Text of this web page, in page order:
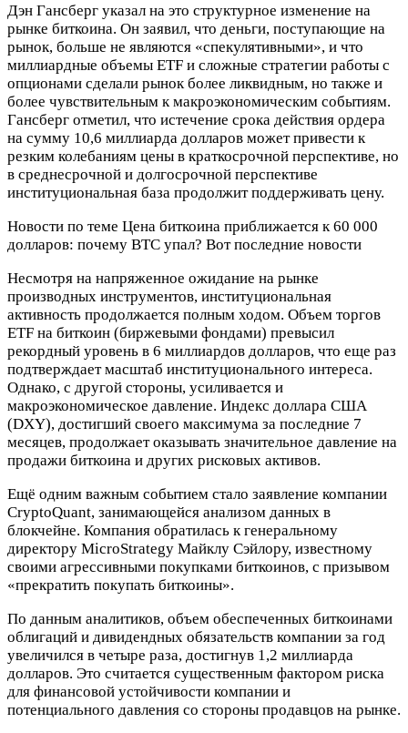
Дэн Гансберг указал на это структурное изменение на
рынке биткоина. Он заявил, что деньги, поступающие на
рынок, больше не являются «спекулятивными», и что
миллиардные объемы ETF и сложные стратегии работы с
опционами сделали рынок более ликвидным, но также и
более чувствительным к макроэкономическим событиям.
Гансберг отметил, что истечение срока действия ордера
на сумму 10,6 миллиарда долларов может привести к
резким колебаниям цены в краткосрочной перспективе, но
в среднесрочной и долгосрочной перспективе
институциональная база продолжит поддерживать цену.
Новости по теме Цена биткоина приближается к 60 000
долларов: почему BTC упал? Вот последние новости
Несмотря на напряженное ожидание на рынке
производных инструментов, институциональная
активность продолжается полным ходом. Объем торгов
ETF на биткоин (биржевыми фондами) превысил
рекордный уровень в 6 миллиардов долларов, что еще раз
подтверждает масштаб институционального интереса.
Однако, с другой стороны, усиливается и
макроэкономическое давление. Индекс доллара США
(DXY), достигший своего максимума за последние 7
месяцев, продолжает оказывать значительное давление на
продажи биткоина и других рисковых активов.
Ещё одним важным событием стало заявление компании
CryptoQuant, занимающейся анализом данных в
блокчейне. Компания обратилась к генеральному
директору MicroStrategy Майклу Сэйлору, известному
своими агрессивными покупками биткоинов, с призывом
«прекратить покупать биткоины».
По данным аналитиков, объем обеспеченных биткоинами
облигаций и дивидендных обязательств компании за год
увеличился в четыре раза, достигнув 1,2 миллиарда
долларов. Это считается существенным фактором риска
для финансовой устойчивости компании и
потенциального давления со стороны продавцов на рынке.